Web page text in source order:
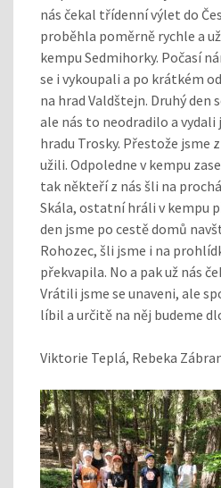
nás čekal třídenní výlet do
proběhla poměrně rychle a
kempu Sedmihorky. Počasí
se i vykoupali a po krátkém
na hrad Valdštejn. Druhý den
ale nás to neodradilo a vydali
hradu Trosky. Přestože jsme
užili. Odpoledne v kempu
tak někteří z nás šli na
Skála, ostatní hráli v kempu
den jsme po cestě domů
Rohozec, šli jsme i na
překvapila. No a pak už nás
Vrátili jsme se unaveni, ale
líbil a určitě na něj budeme
Viktorie Teplá, Rebeka